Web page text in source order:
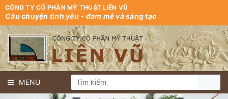
CÔNG TY CỔ PHẦN MỸ THUẬT LIÊN VŨ
Câu chuyện tình yêu - đam mê và sáng tạo
MENU